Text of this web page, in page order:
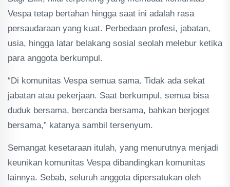
Vespa tetap bertahan hingga saat ini adalah rasa
persaudaraan yang kuat. Perbedaan profesi, jabatan,
usia, hingga latar belakang sosial seolah melebur ketika
para anggota berkumpul.
“Di komunitas Vespa semua sama. Tidak ada sekat
jabatan atau pekerjaan. Saat berkumpul, semua bisa
duduk bersama, bercanda bersama, bahkan berjoget
bersama,” katanya sambil tersenyum.
Semangat kesetaraan itulah, yang menurutnya menjadi
keunikan komunitas Vespa dibandingkan komunitas
lainnya. Sebab, seluruh anggota dipersatukan oleh